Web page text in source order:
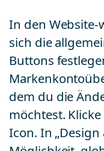
In den Website-
sich die
Buttons
dem du die
möchtest.
Icon. In